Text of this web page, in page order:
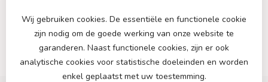
Wij gebruiken cookies. De essentiële en functionele cookie
zijn nodig om de goede werking van onze website te
garanderen. Naast functionele cookies, zijn er ook
analytische cookies voor statistische doeleinden en worden
enkel geplaatst met uw toestemming.